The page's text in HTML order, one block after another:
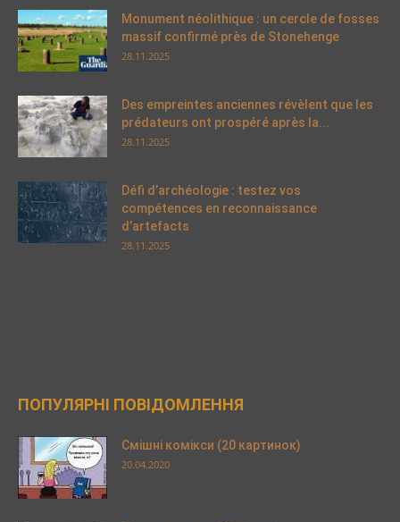
Monument néolithique : un cercle de fosses
massif confirmé près de Stonehenge
28.11.2025
Des empreintes anciennes révèlent que les
prédateurs ont prospéré après la...
28.11.2025
Défi d’archéologie : testez vos
compétences en reconnaissance
d’artefacts
28.11.2025
ПОПУЛЯРНІ ПОВІДОМЛЕННЯ
Смішні комікси (20 картинок)
20.04.2020